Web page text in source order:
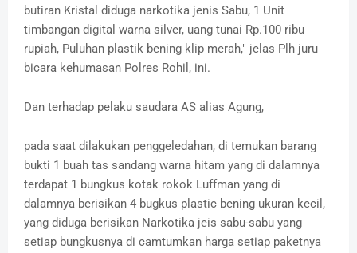
butiran Kristal diduga narkotika jenis Sabu, 1 Unit
timbangan digital warna silver, uang tunai Rp.100 ribu
rupiah, Puluhan plastik bening klip merah," jelas Plh juru
bicara kehumasan Polres Rohil, ini.
Dan terhadap pelaku saudara AS alias Agung,
pada saat dilakukan penggeledahan, di temukan barang
bukti 1 buah tas sandang warna hitam yang di dalamnya
terdapat 1 bungkus kotak rokok Luffman yang di
dalamnya berisikan 4 bugkus plastic bening ukuran kecil,
yang diduga berisikan Narkotika jeis sabu-sabu yang
setiap bungkusnya di camtumkan harga setiap paketnya